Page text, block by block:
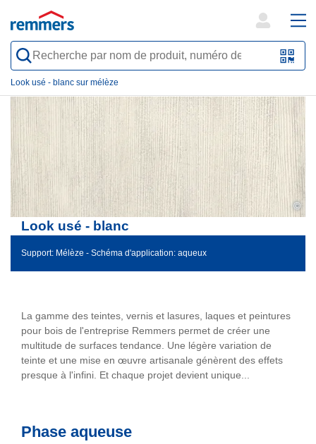
QR-
oder
search
form
Look usé - blanc sur mélèze
©
Look usé - blanc
Support: Mélèze - Schéma d'application: aqueux
La gamme des teintes, vernis et lasures, laques et peintures
pour bois de l'entreprise Remmers permet de créer une
multitude de surfaces tendance. Une légère variation de
teinte et une mise en œuvre artisanale génèrent des effets
presque à l'infini. Et chaque projet devient unique...
Phase aqueuse